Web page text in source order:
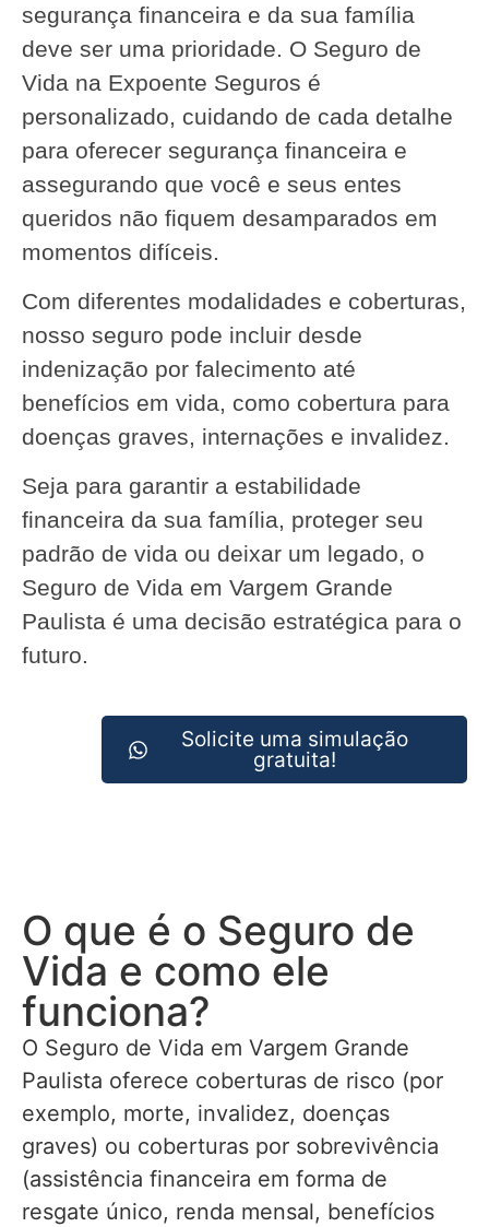
segurança financeira e da sua família
deve ser uma prioridade. O Seguro de
Vida na Expoente Seguros é
personalizado, cuidando de cada detalhe
para oferecer segurança financeira e
assegurando que você e seus entes
queridos não fiquem desamparados em
momentos difíceis.
Com diferentes modalidades e coberturas,
nosso seguro pode incluir desde
indenização por falecimento até
benefícios em vida, como cobertura para
doenças graves, internações e invalidez.
Seja para garantir a estabilidade
financeira da sua família, proteger seu
padrão de vida ou deixar um legado, o
Seguro de Vida em Vargem Grande
Paulista é uma decisão estratégica para o
futuro.
Solicite uma simulação
gratuita!
O que é o Seguro de
Vida e como ele
funciona?
O Seguro de Vida em Vargem Grande
Paulista oferece coberturas de risco (por
exemplo, morte, invalidez, doenças
graves) ou coberturas por sobrevivência
(assistência financeira em forma de
resgate único, renda mensal, benefícios